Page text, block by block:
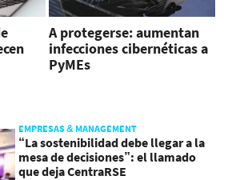
A protegerse: aumentan
infecciones cibernéticas a
PyMEs
EMPRESAS & MANAGEMENT
“La sostenibilidad debe llegar a la
mesa de decisiones”: el llamado
que deja CentraRSE